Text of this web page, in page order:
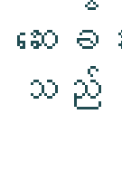
ဆေး
သည်